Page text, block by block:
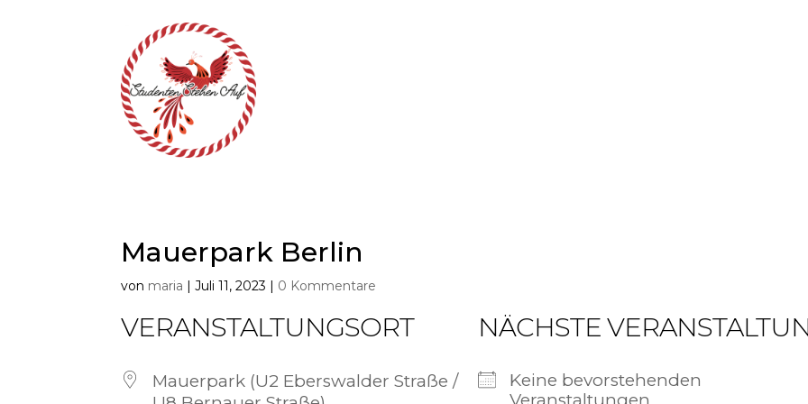
Mauerpark Berlin
von maria |Juli 11, 2023 | 0 Kommentare
VERANSTALTUNGSORT
Mauerpark (U2 Eberswalder Straße /
NÄCHSTE
Keine bevorstehenden